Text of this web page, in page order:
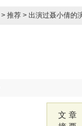
> 推荐 > 出演过聂小倩的
文 章